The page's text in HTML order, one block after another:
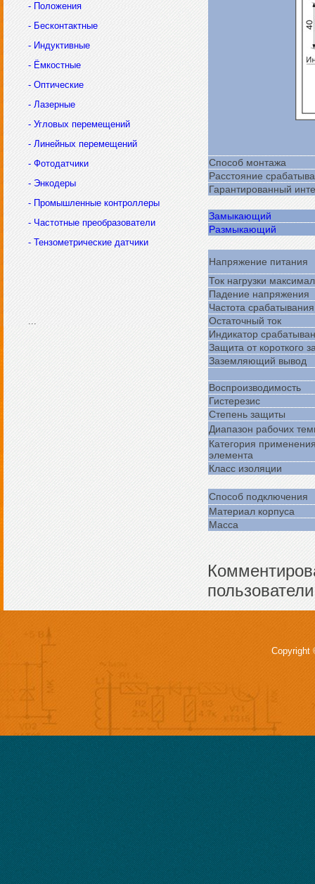
- Положения
- Бесконтактные
- Индуктивные
- Ёмкостные
- Оптические
- Лазерные
- Угловых перемещений
- Линейных перемещений
- Фотодатчики
- Энкодеры
- Промышленные контроллеры
- Частотные преобразователи
- Тензометрические датчики
...
Способ монтажа
Расстояние
Гарантированный
Замыкающий
Размыкающий
Напряжение питания
Ток нагрузки
Падение напряжения
Частота
Остаточный ток
Индикатор
Защита от короткого
Заземляющий вывод
Воспроизводимость
Гистерезис
Степень защиты
Диапазон рабочих
Категория
элемента
Класс изоляции
Способ подключения
Материал корпуса
Масса
Copyright